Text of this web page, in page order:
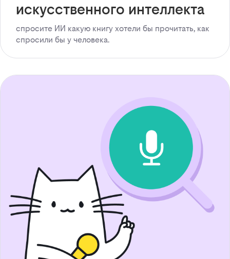
искусственного интеллекта
спросите ИИ какую книгу хотели бы прочитать, как
спросили бы у человека.